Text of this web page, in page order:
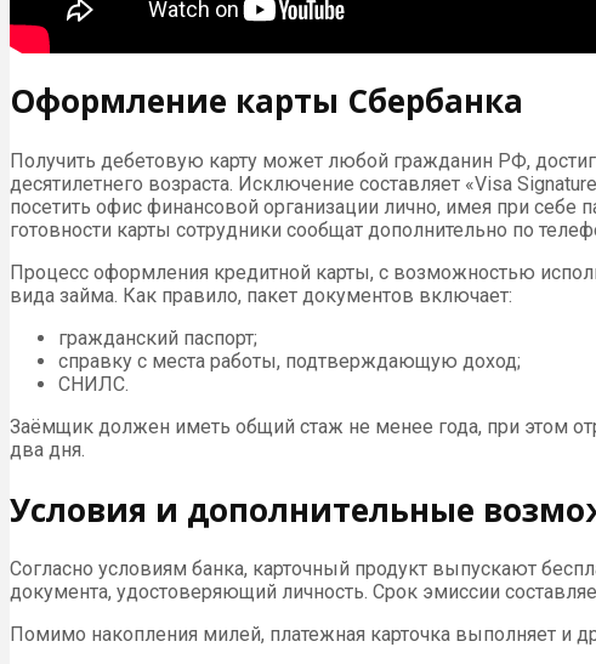
Оформление карты Сбербанка
Получить дебетовую карту может любой гражданин РФ,
десятилетнего возраста. Исключение составляет «Visa
посетить офис финансовой организации лично, имея при
готовности карты сотрудники сообщат дополнительно по
Процесс оформления кредитной карты, с возможностью
вида займа. Как правило, пакет документов включает:
гражданский паспорт;
справку с места работы, подтверждающую доход;
СНИЛС.
Заёмщик должен иметь общий стаж не менее года, при этом
два дня.
Условия и дополнительные
Согласно условиям банка, карточный продукт выпускают
документа, удостоверяющий личность. Срок эмиссии
Помимо накопления милей, платежная карточка выполняет и